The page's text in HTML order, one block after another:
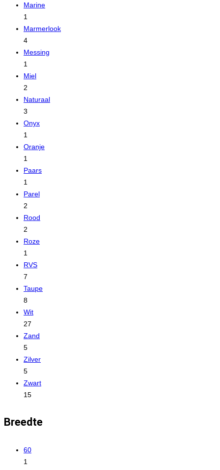
Marine
1
Marmerlook
4
Messing
1
Miel
2
Naturaal
3
Onyx
1
Oranje
1
Paars
1
Parel
2
Rood
2
Roze
1
RVS
7
Taupe
8
Wit
27
Zand
5
Zilver
5
Zwart
15
Breedte
60
1